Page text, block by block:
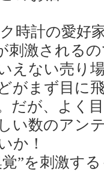
時計の愛好
刺激される
えない売り
がまず目に
だが、よく
い数のアン
か！
”を刺激す